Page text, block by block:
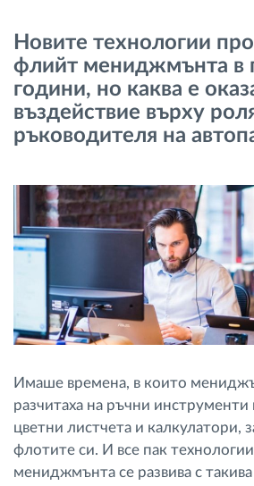
Контрол на достъпа
Управление на горивото
Планиране на маршрути и
Автоматична
Разберете за всички
Как отговаряме на нуждите на
Калкулатор за спестявания
Новите технологии
флийт мениджмънта в
години, но каква е
въздействие върху
ръководителя на
Имаше времена, в които
разчитаха на ръчни
цветни листчета и калкулатори,
флотите си. И все пак
мениджмънта се развива с